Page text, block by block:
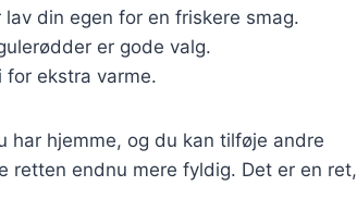
din egen for en friskere smag.
er gode valg.
for ekstra varme.
har hjemme, og du kan tilføje andre
retten endnu mere fyldig. Det er en ret,